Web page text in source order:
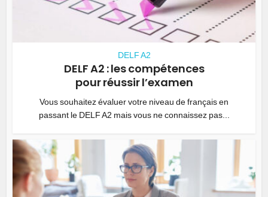
DELF A2
DELF A2 : les compétences
pour réussir l’examen
Vous souhaitez évaluer votre niveau de français en
passant le DELF A2 mais vous ne connaissez pas...